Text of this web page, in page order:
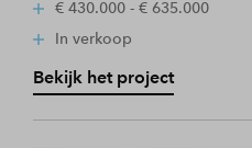
€ 430.000 - € 635.000
In verkoop
Bekijk het project